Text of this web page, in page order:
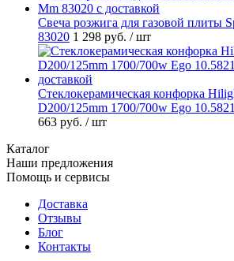
Свеча розжига для газовой плиты
83020 1 298 руб. / шт
Стеклокерамическая конфорка
D200/125mm 1700/700w Ego
663 руб. / шт
Каталог
Наши предложения
Помощь и сервисы
Доставка
Отзывы
Блог
Контакты